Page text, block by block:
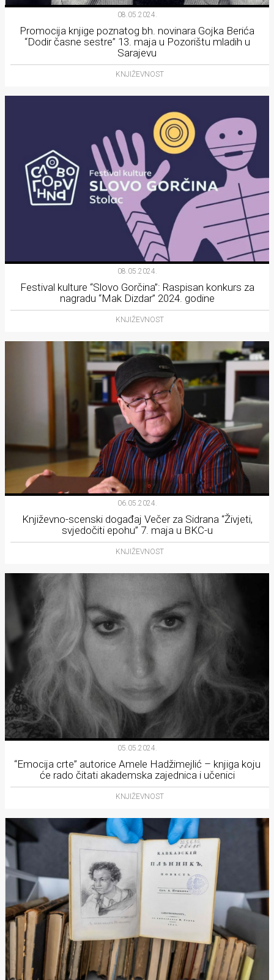
Lifestyle
Beauty
Život
koje
rade
Urban
Magazin
08.05.2024.
Promocija knjige poznatog bh. novinara Gojka Berića
“Dodir časne sestre” 13. maja u Pozorištu mladih u
Sarajevu
KNJIŽEVNOST
08.05.2024.
Festival kulture “Slovo Gorčina”: Raspisan konkurs za
nagradu “Mak Dizdar” 2024. godine
KNJIŽEVNOST
06.05.2024.
Književno-scenski događaj Večer za Sidrana “Živjeti,
svjedočiti epohu” 7. maja u BKC-u
KNJIŽEVNOST
05.05.2024.
“Emocija crte” autorice Amele Hadžimejlić – knjiga koju
će rado čitati akademska zajednica i učenici
KNJIŽEVNOST